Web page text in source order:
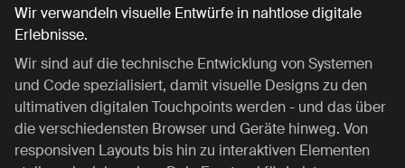
Wir verwandeln visuelle Entwürfe in nahtlose digitale
Erlebnisse.
Wir sind auf die technische Entwicklung von Systemen
und Code spezialisiert, damit visuelle Designs zu den
ultimativen digitalen Touchpoints werden - und das über
die verschiedensten Browser und Geräte hinweg. Von
responsiven Layouts bis hin zu interaktiven Elementen